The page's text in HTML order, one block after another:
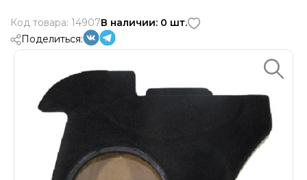
Код товара: 14907В наличии: 0 шт.
Поделиться: